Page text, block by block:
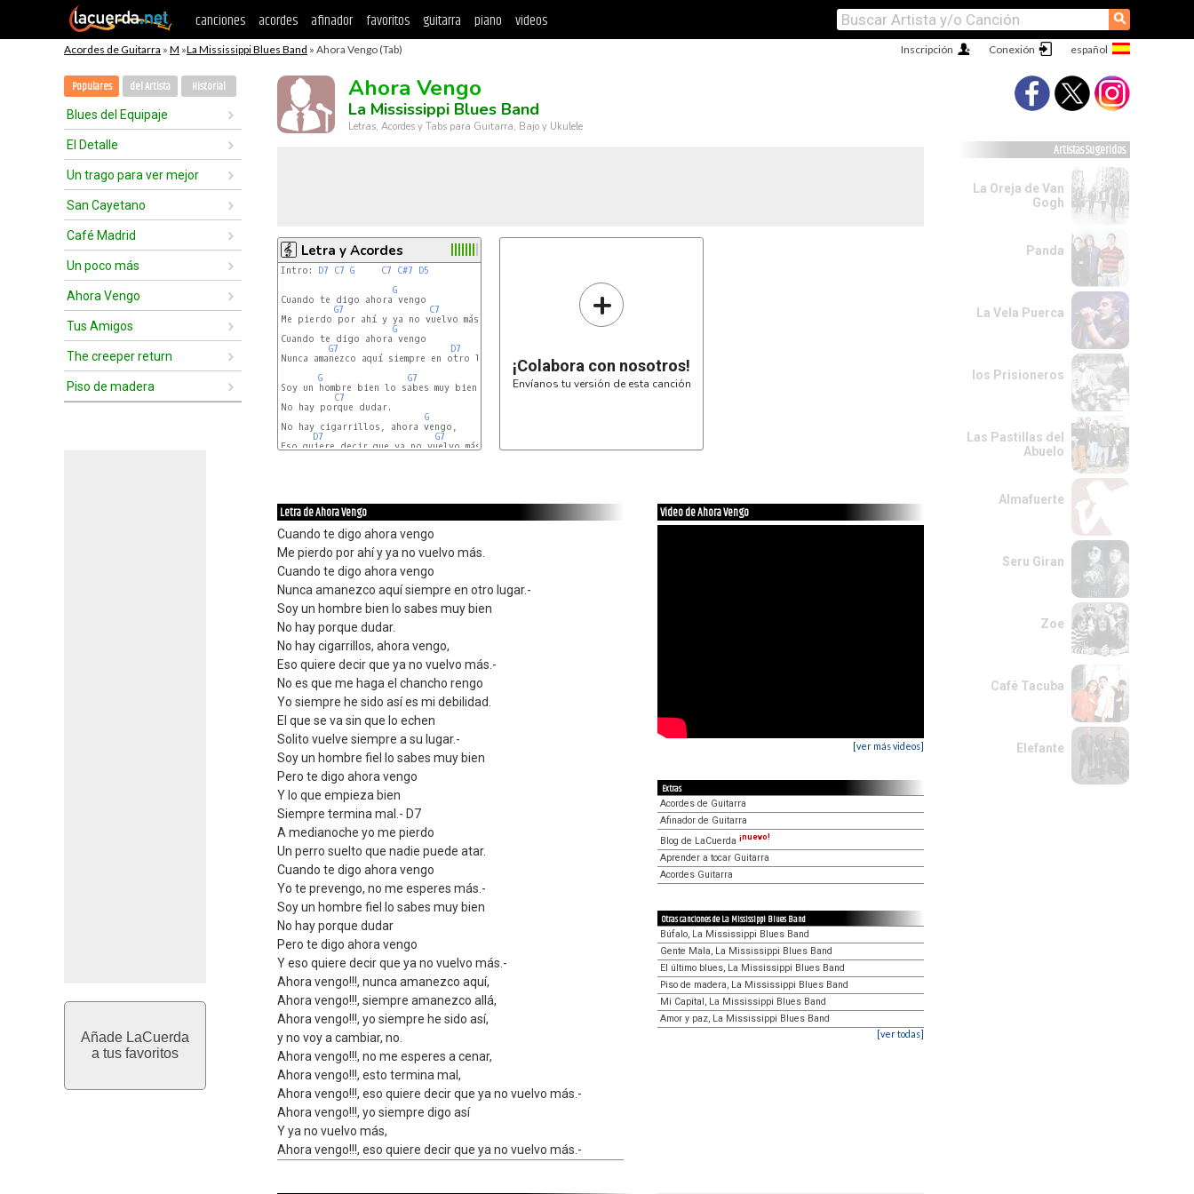
canciones acordes afinador favoritos guitarra piano videos ⚲
Acordes de Guitarra » M »La Mississippi Blues Band » Ahora Vengo (Tab) Conexión
Inscripción
Populares del Artista Historial
Blues del Equipaje
El Detalle
Un trago para ver mejor
San Cayetano
Café Madrid
Un poco más
Ahora Vengo
Tus Amigos
The creeper return
Piso de madera
Añade LaCuerda
a tus favoritos
Ahora Vengo
La Mississippi Blues Band
Letras, Acordes y Tabs para Guitarra, Bajo y Ukulele
Letra y Acordes
Intro: D7 C7 G C7 C#7
D5
G
Cuando te digo ahora vengo
G7
C7
Me pierdo por ahí y ya no vuelvo más.
G
Cuando te digo ahora vengo
G7
D7
Nunca amanezco aquí siempre en otro lugar.-
G
G7
Soy un hombre bien lo sabes muy bien
C7
No hay porque dudar.
G
No hay cigarrillos, ahora vengo,
D7
G7
Eso quiere decir que ya no vuelvo más.-
+
¡Colabora con nosotros!
Envíanos tu versión de esta canción
Letra de Ahora Vengo
Cuando te digo ahora vengo
Me pierdo por ahí y ya no vuelvo más.
Cuando te digo ahora vengo
Nunca amanezco aquí siempre en otro lugar.-
Soy un hombre bien lo sabes muy bien
No hay porque dudar.
No hay cigarrillos, ahora vengo,
Eso quiere decir que ya no vuelvo más.-
No es que me haga el chancho rengo
Yo siempre he sido así es mi debilidad.
El que se va sin que lo echen
Solito vuelve siempre a su lugar.-
Soy un hombre fiel lo sabes muy bien
Pero te digo ahora vengo
Y lo que empieza bien
Siempre termina mal.- D7
A medianoche yo me pierdo
Un perro suelto que nadie puede atar.
Cuando te digo ahora vengo
Yo te prevengo, no me esperes más.-
Soy un hombre fiel lo sabes muy bien
No hay porque dudar
Pero te digo ahora vengo
Y eso quiere decir que ya no vuelvo más.-
Ahora vengo!!!, nunca amanezco aquí,
Ahora vengo!!!, siempre amanezco allá,
Ahora vengo!!!, yo siempre he sido así,
y no voy a cambiar, no.
Ahora vengo!!!, no me esperes a cenar,
Ahora vengo!!!, esto termina mal,
Ahora vengo!!!, eso quiere decir que ya no vuelvo más.-
Ahora vengo!!!, yo siempre digo así
Y ya no vuelvo más,
Ahora vengo!!!, eso quiere decir que ya no vuelvo más.-
Video de Ahora Vengo
[ver más videos]
Extras
Acordes de Guitarra
Afinador de Guitarra
Blog de LaCuerda ¡nuevo!
Aprender a tocar Guitarra
Acordes Guitarra
Otras canciones de La Mississippi Blues Band
Búfalo, La Mississippi Blues Band
Gente Mala, La Mississippi Blues Band
El último blues, La Mississippi Blues Band
Piso de madera, La Mississippi Blues Band
Mi Capital, La Mississippi Blues Band
Amor y paz, La Mississippi Blues Band
[ver todas]
Artistas Sugeridos
La Oreja de Van
Gogh
Panda
La Vela Puerca
los Prisioneros
Las Pastillas del
Abuelo
Almafuerte
Seru Giran
Zoe
Café Tacuba
Elefante